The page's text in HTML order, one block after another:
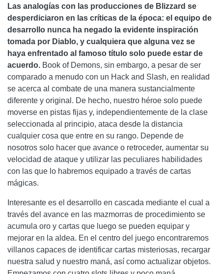
Las analogías con las producciones de Blizzard se
desperdiciaron en las críticas de la época: el equipo de
desarrollo nunca ha negado la evidente inspiración
tomada por Diablo, y cualquiera que alguna vez se
haya enfrentado al famoso título solo puede estar de
acuerdo. Book of Demons, sin embargo, a pesar de ser
comparado a menudo con un Hack and Slash, en realidad
se acerca al combate de una manera sustancialmente
diferente y original. De hecho, nuestro héroe solo puede
moverse en pistas fijas y, independientemente de la clase
seleccionada al principio, ataca desde la distancia
cualquier cosa que entre en su rango. Depende de
nosotros solo hacer que avance o retroceder, aumentar su
velocidad de ataque y utilizar las peculiares habilidades
con las que lo habremos equipado a través de cartas
mágicas.
Interesante es el desarrollo en cascada mediante el cual a
través del avance en las mazmorras de procedimiento se
acumula oro y cartas que luego se pueden equipar y
mejorar en la aldea. En el centro del juego encontraremos
villanos capaces de identificar cartas misteriosas, recargar
nuestra salud y nuestro maná, así como actualizar objetos.